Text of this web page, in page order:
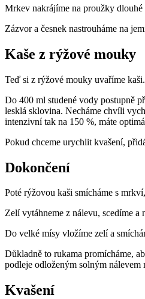
Mrkev nakrájíme na proužky
Zázvor a česnek nastrouháme na
Kaše z rýžové mouky
Teď si z rýžové mouky uvaříme kaši.
Do 400 ml studené vody postupně
lesklá sklovina. Necháme chvíli
intenzivní tak na 150 %, máte
Pokud chceme urychlit kvašení,
Dokončení
Poté rýžovou kaši smícháme s
Zelí vytáhneme z nálevu, scedíme a
Do velké mísy vložíme zelí a
Důkladně to rukama promícháme,
podleje odloženým solným
Kvašení